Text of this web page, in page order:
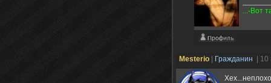
...-Вот
Mesterio Гражданин |